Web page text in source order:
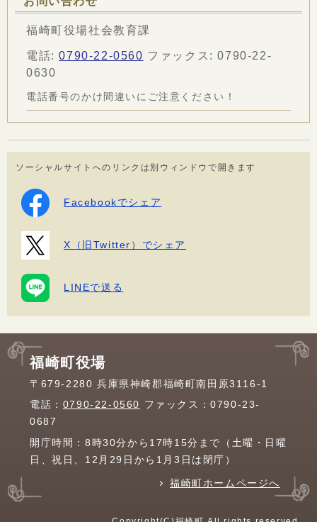
福崎町役場社会教育課
電話:0790-22-0560 ファックス: 0790-22-
0630
電話番号のかけ間違いにご注意ください！
ソーシャルサイトへのリンクは別ウィンドウで開きます
Facebookでシェア
X（旧Twitter）でシェア
LINEで送る
福崎町役場
〒679-2280 兵庫県神崎郡福崎町南田原3116-1
電話： 0790-22-0560 ファックス：0790-23-
0687
開庁時間：8時30分から17時15分まで（土曜・日曜
日、祝日、12月29日から1月3日は閉庁）
福崎町ホームページへ